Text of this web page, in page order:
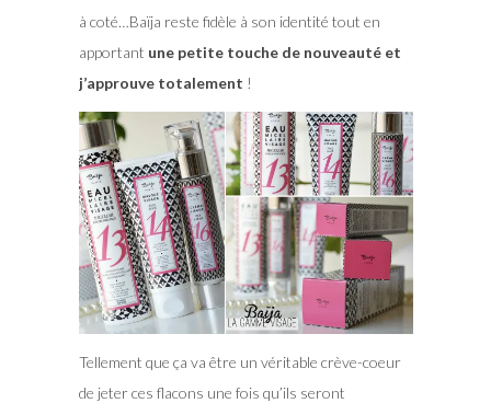
à coté…Baïja reste fidèle à son identité tout en
apportant une petite touche de nouveauté et
j’approuve totalement !
Tellement que ça va être un véritable crève-coeur
de jeter ces flacons une fois qu’ils seront